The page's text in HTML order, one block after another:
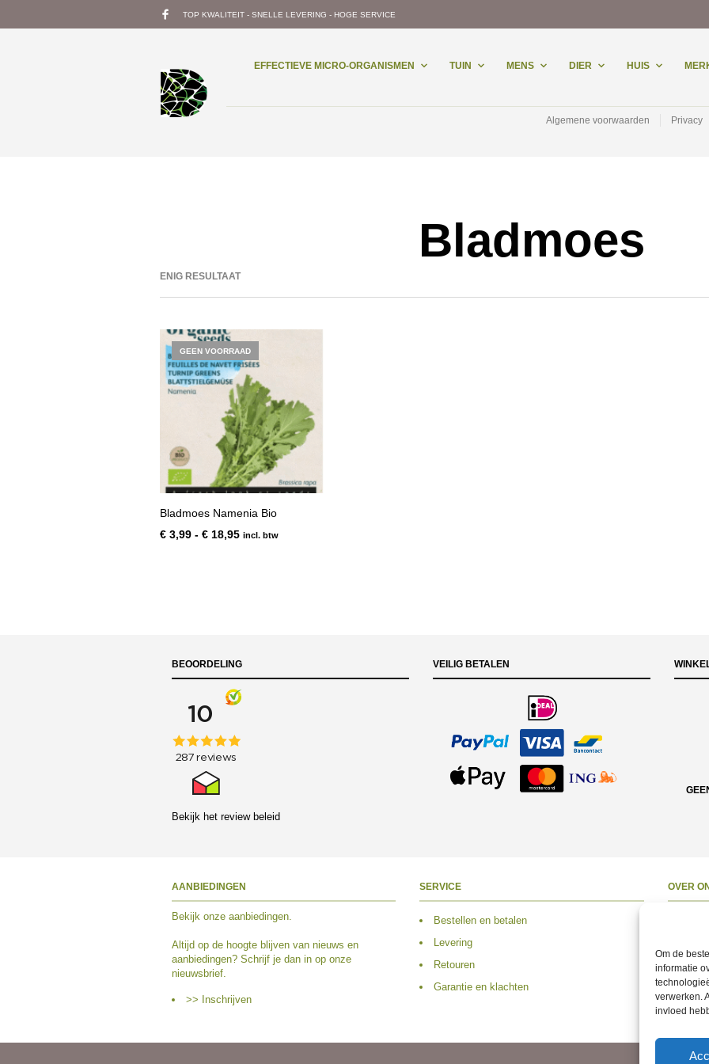
Om de
informatie
verwerken.
invloed
TOP KWALITEIT - SNELLE LEVERING - HOGE SERVICE
EFFECTIEVE MICRO-ORGANISMEN TUIN MENS DIER HUIS
Algemene voorwaarden Privacy
Bladmoes
ENIG RESULTAAT
GEEN VOORRAAD
Bladmoes Namenia Bio
€ 3,99 - € 18,95Prijsklasse:
incl. btw
BEOORDELING
Bekijk het review beleid
VEILIG BETALEN
AANBIEDINGEN
Bekijk onze aanbiedingen.
Altijd op de hoogte blijven van nieuws en
aanbiedingen? Schrijf je dan in op onze
nieuwsbrief.
>> Inschrijven
SERVICE
Bestellen en betalen
Levering
Retouren
Garantie en klachten
OVER
Volg